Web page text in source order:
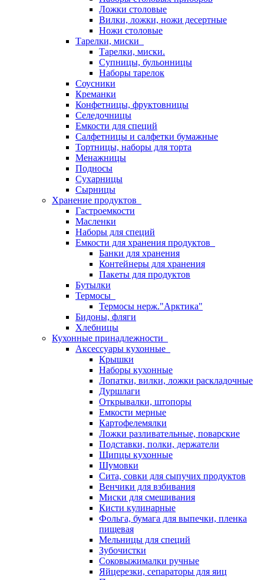
Ложки столовые
Вилки, ложки, ножи десертные
Ножи столовые
Тарелки, миски
Тарелки, миски.
Супницы, бульонницы
Наборы тарелок
Соусники
Креманки
Конфетницы, фруктовницы
Селедочницы
Емкости для специй
Салфетницы и салфетки бумажные
Тортницы, наборы для торта
Менажницы
Подносы
Сухарницы
Сырницы
Хранение продуктов
Гастроемкости
Масленки
Наборы для специй
Емкости для хранения продуктов
Банки для хранения
Контейнеры для хранения
Пакеты для продуктов
Бутылки
Термосы
Термосы нерж."Арктика"
Бидоны, фляги
Хлебницы
Кухонные принадлежности
Аксессуары кухонные
Крышки
Наборы кухонные
Лопатки, вилки, ложки раскладочные
Дуршлаги
Открывалки, штопоры
Емкости мерные
Картофелемялки
Ложки разливательные, поварские
Подставки, полки, держатели
Щипцы кухонные
Шумовки
Сита, совки для сыпучих продуктов
Венчики для взбивания
Миски для смешивания
Кисти кулинарные
Фольга, бумага для выпечки, пленка
пищевая
Мельницы для специй
Зубочистки
Соковыжималки ручные
Яйцерезки, сепараторы для яиц